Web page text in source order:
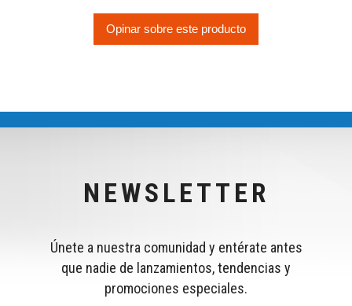
Opinar sobre este producto
NEWSLETTER
Únete a nuestra comunidad y entérate antes
que nadie de lanzamientos, tendencias y
promociones especiales.